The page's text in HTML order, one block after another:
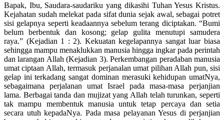
Bapak, Ibu, Saudara-saudariku yang dikasihi Tuhan Yesus Kristus.
Kejahatan sudah melekat pada sifat dunia sejak awal, sebagai potret
sisi gelapnya seperti keadaannya sebelum terang diciptakan. “Bumi
belum berbentuk dan kosong; gelap gulita menutupi samudera
raya.” (Kejadian 1 : 2). Kekuatan kegelapannya sangat luar biasa
sehingga mampu menaklukkan manusia hingga ingkar pada perintah
dan larangan Allah (Kejadian 3). Perkembangan peradaban manusia
umat ciptaan Allah, termasuk perjanalan umat pilihan Allah pun, sisi
gelap ini terkadang sangat dominan merasuki kehidupan umatNya,
sebagaimana perjalanan umat Israel pada masa-masa perjanjian
lama. Berbagai tanda dan mujizat yang Allah telah turunkan, seperti
tak mampu membentuk manusia untuk tetap percaya dan setia
secara utuh kepadaNya. Pada masa pelayanan Yesus di perjanjian